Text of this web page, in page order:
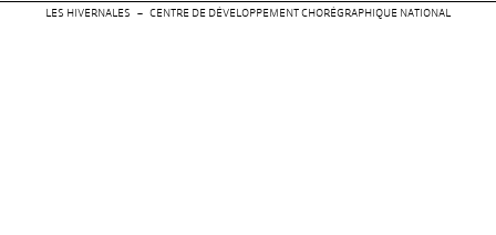
LES HIVERNALES – CENTRE DE DÉVELOPPEMENT CHORÉGRAPHIQUE NATIONAL